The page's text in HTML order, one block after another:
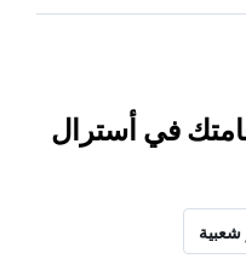
في أسترال
شعبية